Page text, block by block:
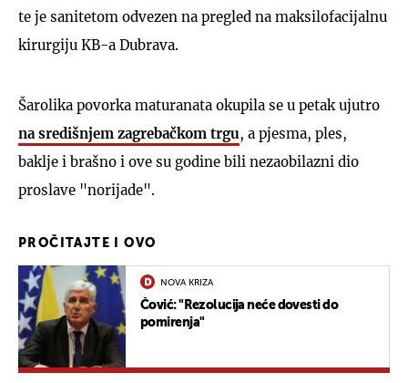
te je sanitetom odvezen na pregled na maksilofacijalnu
kirurgiju KB-a Dubrava.
Šarolika povorka maturanata okupila se u petak ujutro
na središnjem zagrebačkom trgu, a pjesma, ples,
baklje i brašno i ove su godine bili nezaobilazni dio
proslave "norijade".
PROČITAJTE I OVO
NOVA KRIZA
Čović: "Rezolucija neće dovesti do
pomirenja"